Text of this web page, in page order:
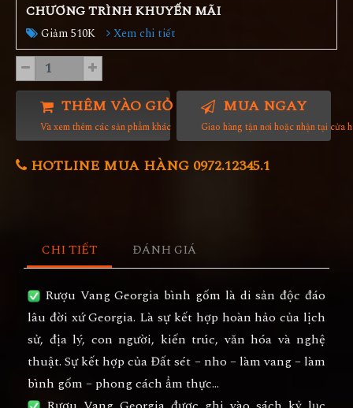
CHƯƠNG TRÌNH KHUYẾN MÃI
Giảm 510K Xem chi tiết
THÊM VÀO GIỎ HÀNG
Và xem thêm các sản phẩm khác
MUA NGAY
Giao hàng tận nơi hoặc nhận tại cửa
HOTLINE MUA HÀNG 0972.12345.1
CHI TIẾT ĐÁNH GIÁ
Rượu Vang Georgia bình gốm là di sản độc đáo
lâu đời xứ Georgia. Là sự kết hợp hoàn hảo của lịch
sử, địa lý, con người, kiến trúc, văn hóa và nghệ
thuật. Sự kết hợp của Đất sét – nho – làm vang – làm
bình gốm – phong cách ẩm thực…